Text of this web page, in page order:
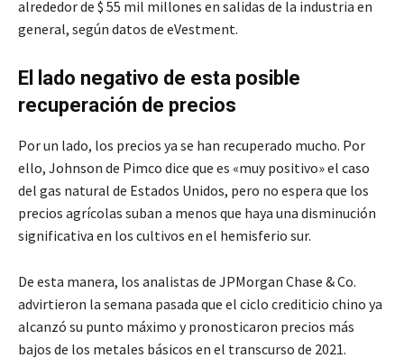
alrededor de $ 55 mil millones en salidas de la industria en
general, según datos de eVestment.
El lado negativo de esta posible
recuperación de precios
Por un lado, los precios ya se han recuperado mucho. Por
ello, Johnson de Pimco dice que es «muy positivo» el caso
del gas natural de Estados Unidos, pero no espera que los
precios agrícolas suban a menos que haya una disminución
significativa en los cultivos en el hemisferio sur.
De esta manera, los analistas de JPMorgan Chase & Co.
advirtieron la semana pasada que el ciclo crediticio chino ya
alcanzó su punto máximo y pronosticaron precios más
bajos de los metales básicos en el transcurso de 2021.